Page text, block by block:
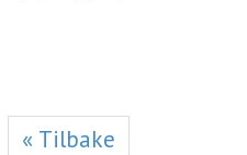
« Tilbake